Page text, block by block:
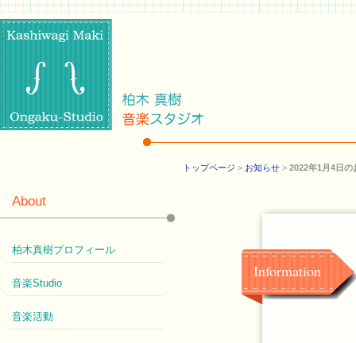
トップページ > お知らせ > 2022年1月4日の
Information
About
柏木真樹プロフィール
音楽Studio
音楽活動